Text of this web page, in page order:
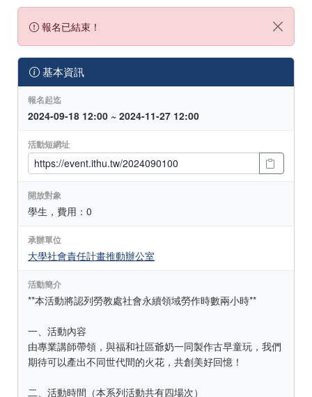
報名已結束！
基本資訊
報名起迄
2024-09-18 12:00 ~ 2024-11-27 12:00
活動短網址
開放對象
學生，費用：0
承辦單位
大學社會責任計畫推動辦公室
活動簡介
**本活動將認列勞教處社會永續領域勞作時數兩小時**
一、活動內容
由專業講師帶領，與福和社區爺奶一同製作古早童玩，我們
期待可以產出不同世代間的火花，共創美好回憶！
二、活動時間（本系列活動共有四場次）